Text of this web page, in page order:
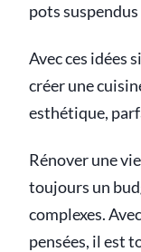
pots
Avec ces idées
créer une
esthétique,
Rénover une
toujours un
complexes.
pensées, il est